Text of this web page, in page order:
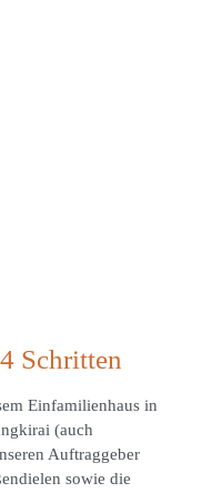
Schritten
Einfamilienhaus in
(auch
Auftraggeber
sowie die